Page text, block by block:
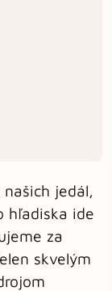
jedál,
hľadiska ide
za
skvelým